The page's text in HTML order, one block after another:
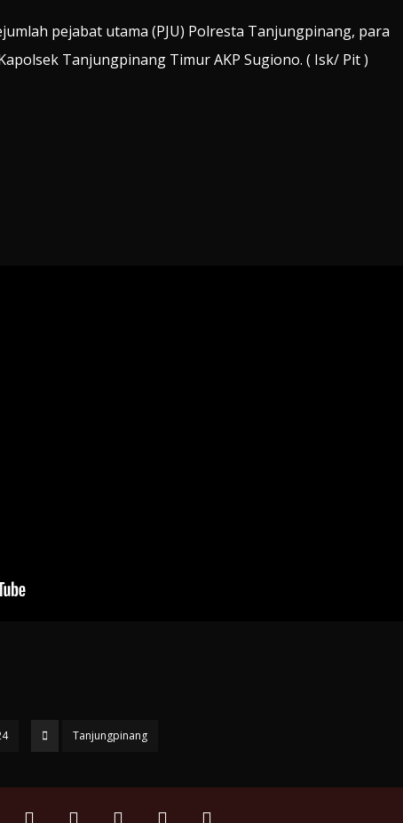
pejabat utama (PJU) Polresta Tanjungpinang, para
Tanjungpinang Timur AKP Sugiono. ( Isk/ Pit )
Tanjungpinang